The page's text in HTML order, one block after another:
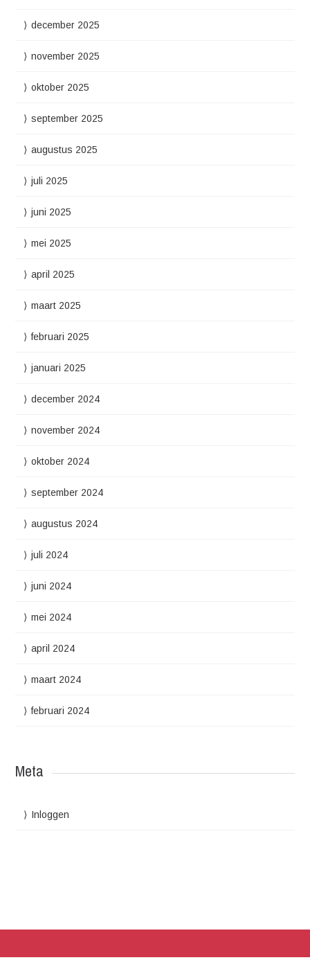
december 2025
november 2025
oktober 2025
september 2025
augustus 2025
juli 2025
juni 2025
mei 2025
april 2025
maart 2025
februari 2025
januari 2025
december 2024
november 2024
oktober 2024
september 2024
augustus 2024
juli 2024
juni 2024
mei 2024
april 2024
maart 2024
februari 2024
Meta
Inloggen